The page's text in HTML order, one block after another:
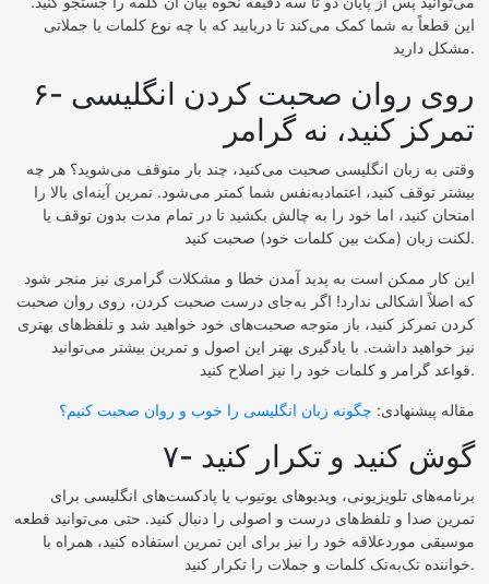
این قطعاً به شما کمک می‌کند تا دریابید که با چه نوع کلمات یا جملاتی
مشکل دارید.
۶- روی روان صحبت کردن انگلیسی
تمرکز کنید، نه گرامر
وقتی به زبان انگلیسی صحبت می‌کنید، چند بار متوقف می‌شوید؟ هر چه
بیشتر توقف کنید، اعتمادبه‌نفس شما کمتر می‌شود. تمرین آینه‌ای بالا را
امتحان کنید، اما خود را به چالش بکشید تا در تمام مدت بدون توقف یا
لکنت زبان (مکث بین کلمات خود) صحبت کنید.
این کار ممکن است به پدید آمدن خطا و مشکلات گرامری نیز منجر شود
که اصلاً اشکالی ندارد! اگر به‌جای درست صحبت کردن، روی روان صحبت
کردن تمرکز کنید، باز متوجه صحبت‌های خود خواهید شد و تلفظ‌های بهتری
نیز خواهید داشت. با یادگیری بهتر این اصول و تمرین بیشتر می‌توانید
قواعد گرامر و کلمات خود را نیز اصلاح کنید.
مقاله پیشنهادی: چگونه زبان انگلیسی را خوب و روان صحبت کنیم؟
۷- گوش کنید و تکرار کنید
برنامه‌های تلویزیونی، ویدیوهای یوتیوب یا پادکست‌های انگلیسی برای
تمرین صدا و تلفظ‌های درست و اصولی را دنبال کنید. حتی می‌توانید قطعه
موسیقی موردعلاقه خود را نیز برای این تمرین استفاده کنید، همراه با
خواننده تک‌به‌تک کلمات و جملات را تکرار کنید.